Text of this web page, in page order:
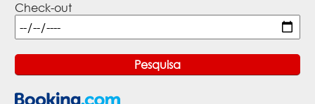
Check-out